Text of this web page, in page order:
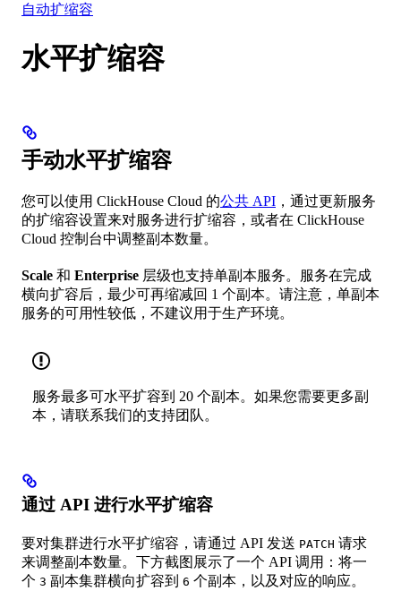
自动扩缩容
水平扩缩容
手动水平扩缩容
您可以使用 ClickHouse Cloud 的公共 API ，通过更新服务
的扩缩容设置来对服务进行扩缩容，或者在 ClickHouse
Cloud 控制台中调整副本数量。
Scale 和 Enterprise 层级也支持单副本服务。服务在完成
横向扩容后，最少可再缩减回 1 个副本。请注意，单副本
服务的可用性较低，不建议用于生产环境。
服务最多可水平扩容到 20 个副本。如果您需要更多副
本，请联系我们的支持团队。
通过 API 进行水平扩缩容
要对集群进行水平扩缩容，请通过 API 发送 PATCH 请求
来调整副本数量。下方截图展示了一个 API 调用：将一
个 3 副本集群横向扩容到 6 个副本，以及对应的响应。